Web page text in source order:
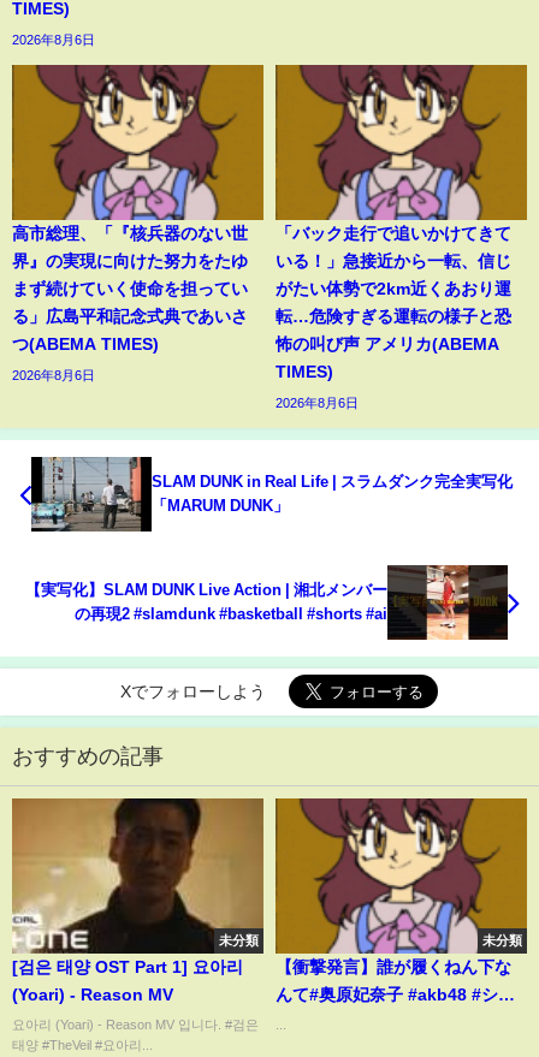
TIMES)
2026年8月6日
高市総理、「『核兵器のない世
界』の実現に向けた努力をたゆ
まず続けていく使命を担ってい
る」広島平和記念式典であいさ
つ(ABEMA TIMES)
2026年8月6日
「バック走行で追いかけてきて
いる！」急接近から一転、信じ
がたい体勢で2km近くあおり運
転…危険すぎる運転の様子と恐
怖の叫び声 アメリカ(ABEMA
TIMES)
2026年8月6日
SLAM DUNK in Real Life | スラムダンク完全実写化
「MARUM DUNK」
【実写化】SLAM DUNK Live Action | 湘北メンバー
の再現2 #slamdunk #basketball #shorts #ai
Xでフォローしよう
おすすめの記事
未分類
[검은 태양 OST Part 1] 요아리
(Yoari) - Reason MV
요아리 (Yoari) - Reason MV 입니다. #검은
태양 #TheVeil #요아리...
未分類
【衝撃発言】誰が履くねん下な
んて#奥原妃奈子 #akb48 #シス